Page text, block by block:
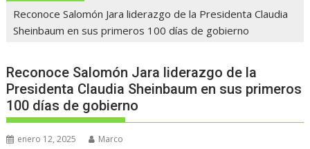
Reconoce Salomón Jara liderazgo de la Presidenta Claudia
Sheinbaum en sus primeros 100 días de gobierno
Reconoce Salomón Jara liderazgo de la
Presidenta Claudia Sheinbaum en sus primeros
100 días de gobierno
enero 12, 2025 Marco